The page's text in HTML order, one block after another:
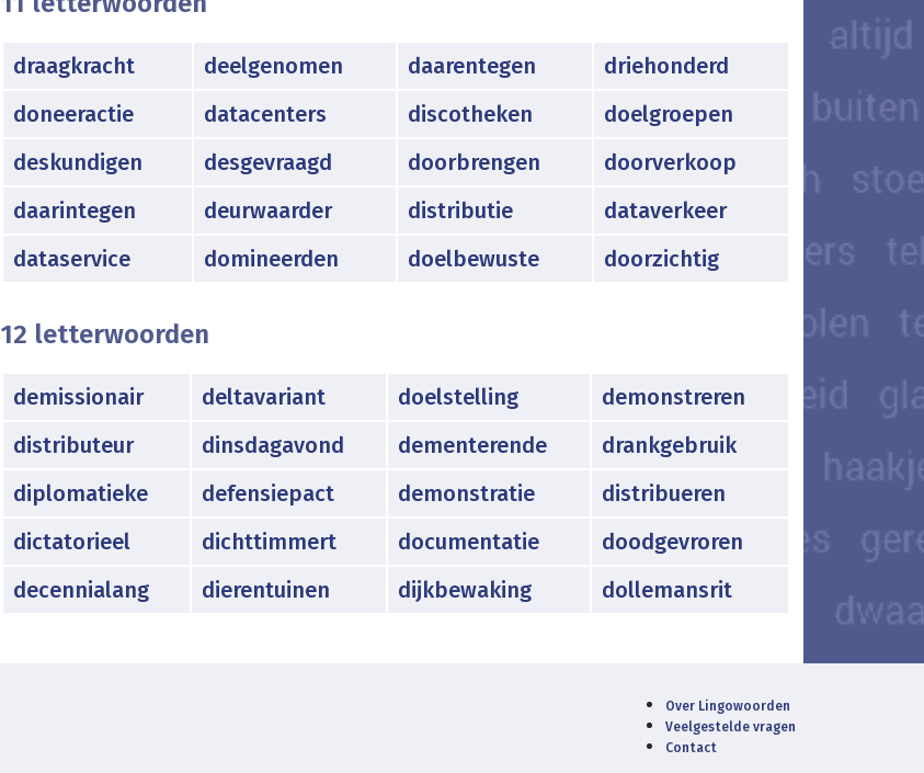
draagkracht deelgenomen daarentegen
driehonderd
doneeractie
datacenters discotheken
doelgroepen
deskundigen
desgevraagd doorbrengen
doorverkoop
daarintegen
deurwaarder distributie
dataverkeer
dataservice
domineerden doelbewuste doorzichtig
12 letterwoorden
demissionair deltavariant doelstelling
demonstreren
distributeur
dinsdagavond dementerende
drankgebruik
diplomatieke
defensiepact demonstratie
distribueren
dictatorieel
dichttimmert documentatie
doodgevroren
decennialang
dierentuinen dijkbewaking dollemansrit
Over Lingowoorden
Veelgestelde vragen
Contact